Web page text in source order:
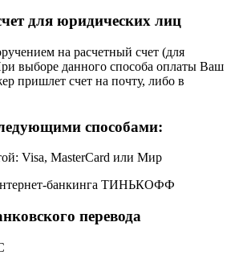
для юридических лиц
на расчетный счет (для
выборе данного способа оплаты Ваш
пришлет счет на почту, либо в
способами:
Visa, MasterCard или Мир
банкинга ТИНЬКОФФ
перевода